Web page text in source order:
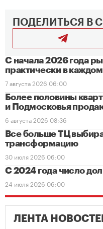
ПОДЕЛИТЬСЯ В
С начала 2026 года
практически в
7 августа 2026 06:00
Более половины
и Подмосковья
6 августа 2026 08:36
Все больше ТЦ
трансформацию
30 июля 2026 06:00
С 2024 года число
24 июля 2026 06:00
ЛЕНТА